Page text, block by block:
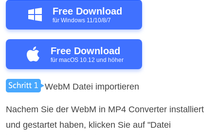
Free Download
für Windows 11/10/8/7
Free Download
für macOS 10.12 und höher
WebM Datei importieren
Nachem Sie der WebM in MP4 Converter installiert
und gestartet haben, klicken Sie auf "Datei